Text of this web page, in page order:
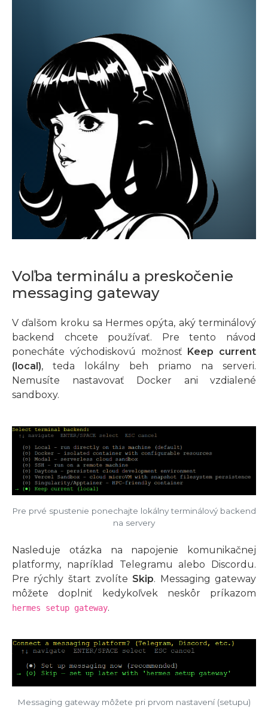
Voľba terminálu a preskočenie
messaging gateway
V ďalšom kroku sa Hermes opýta, aký terminálový
backend chcete používať. Pre tento návod
ponecháte východiskovú možnosť
Keep current
(local), teda lokálny beh priamo na serveri.
Nemusíte nastavovať Docker ani vzdialené
sandboxy.
Pre prvé spustenie ponechajte lokálny terminálový backend
na servery
Nasleduje otázka na napojenie komunikačnej
platformy, napríklad Telegramu alebo Discordu.
Pre rýchly štart zvolíte Skip. Messaging gateway
môžete doplniť kedykoľvek neskôr príkazom
hermes setup gateway.
Messaging gateway môžete pri prvom nastavení (setupu)